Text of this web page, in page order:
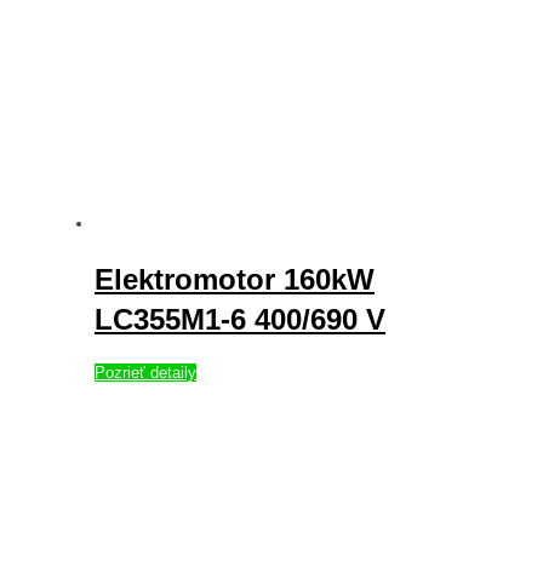
Elektromotor 160kW
LC355M1-6 400/690 V
Pozrieť detaily